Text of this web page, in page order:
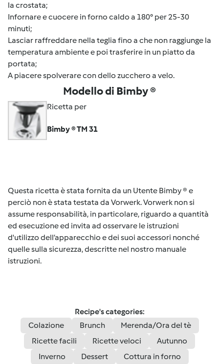
la crostata;
Infornare e cuocere in forno caldo a 180° per 25-30
minuti;
Lasciar raffreddare nella teglia fino a che non raggiunge la
temperatura ambiente e poi trasferire in un piatto da
portata;
A piacere spolverare con dello zucchero a velo.
Modello di Bimby ®
Ricetta per
Bimby ® TM 31
Questa ricetta è stata fornita da un Utente Bimby ® e
perciò non è stata testata da Vorwerk. Vorwerk non si
assume responsabilità, in particolare, riguardo a quantità
ed esecuzione ed invita ad osservare le istruzioni
d'utilizzo dell’apparecchio e dei suoi accessori nonché
quelle sulla sicurezza, descritte nel nostro manuale
istruzioni.
Recipe's categories:
Colazione
Brunch
Merenda/Ora del tè
Ricette facili
Ricette veloci
Autunno
Inverno
Dessert
Cottura in forno